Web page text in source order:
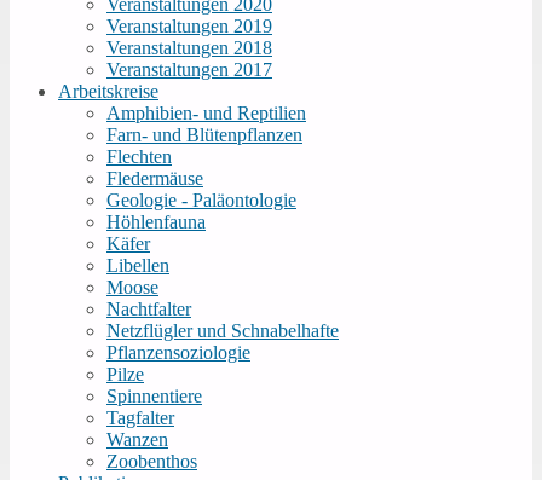
Veranstaltungen 2020
Veranstaltungen 2019
Veranstaltungen 2018
Veranstaltungen 2017
Arbeitskreise
Amphibien- und Reptilien
Farn- und Blütenpflanzen
Flechten
Fledermäuse
Geologie - Paläontologie
Höhlenfauna
Käfer
Libellen
Moose
Nachtfalter
Netzflügler und Schnabelhafte
Pflanzensoziologie
Pilze
Spinnentiere
Tagfalter
Wanzen
Zoobenthos